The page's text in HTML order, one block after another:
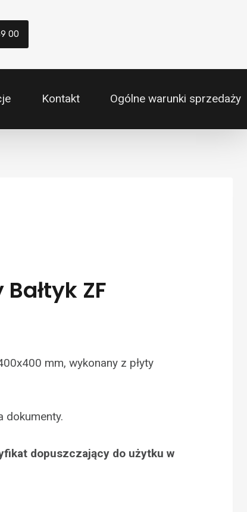
00
Kontakt Ogólne warunki sprzedaży
Bałtyk ZF
mm, wykonany z płyty
dokumenty.
dopuszczający do użytku w